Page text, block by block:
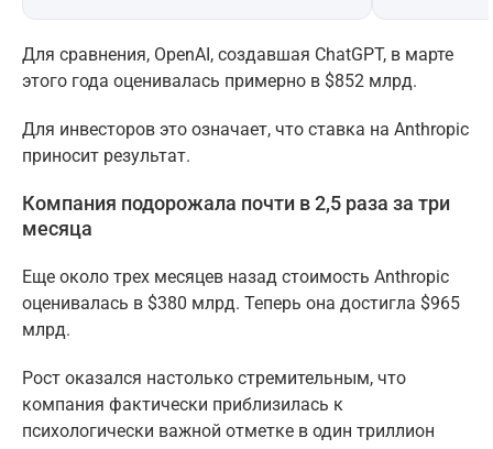
Для сравнения, OpenAI, создавшая ChatGPT, в марте
этого года оценивалась примерно в $852 млрд.
Для инвесторов это означает, что ставка на Anthropic
приносит результат.
Компания подорожала почти в 2,5 раза за три
месяца
Еще около трех месяцев назад стоимость Anthropic
оценивалась в $380 млрд. Теперь она достигла $965
млрд.
Рост оказался настолько стремительным, что
компания фактически приблизилась к
психологически важной отметке в один триллион